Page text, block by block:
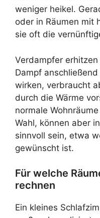
weniger heikel.
oder in Räumen mit
sie oft die
Verdampfer
Dampf
wirken, verbraucht
durch die Wärme
normale
Wahl, können aber
sinnvoll sein, etwa
gewünscht ist.
Für welche
rechnen
Ein kleines